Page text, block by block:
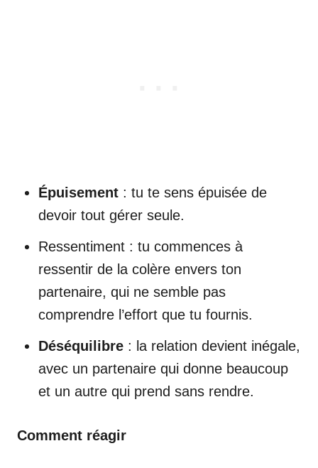
Épuisement : tu te sens épuisée de
devoir tout gérer seule.
Ressentiment : tu commences à
ressentir de la colère envers ton
partenaire, qui ne semble pas
comprendre l’effort que tu fournis.
Déséquilibre : la relation devient inégale,
avec un partenaire qui donne beaucoup
et un autre qui prend sans rendre.
Comment réagir